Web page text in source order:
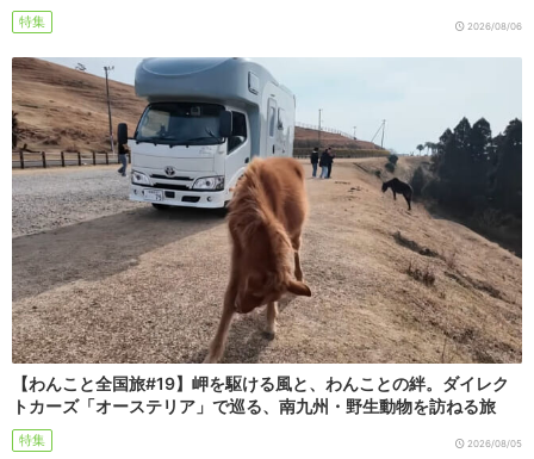
特集 2026/08/06
【わんこと全国旅#19】岬を駆ける風と、わんことの絆。ダイレク
トカーズ「オーステリア」で巡る、南九州・野生動物を訪ねる旅
特集 2026/08/05